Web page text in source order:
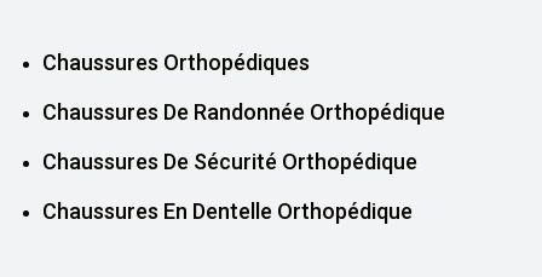
Chaussures Orthopédiques
Chaussures De Randonnée Orthopédique
Chaussures De Sécurité Orthopédique
Chaussures En Dentelle Orthopédique